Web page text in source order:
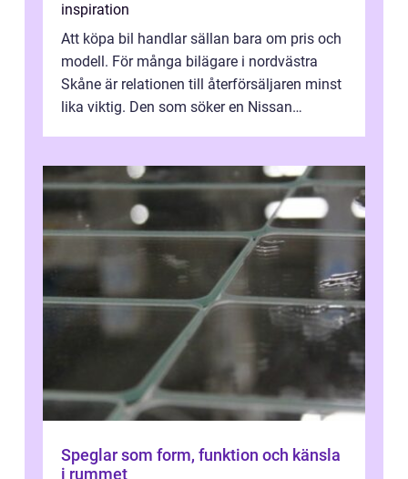
inspiration
Att köpa bil handlar sällan bara om pris och
modell. För många bilägare i nordvästra
Skåne är relationen till återförsäljaren minst
lika viktig. Den som söker en Nissan
Speglar som form, funktion och känsla
i rummet